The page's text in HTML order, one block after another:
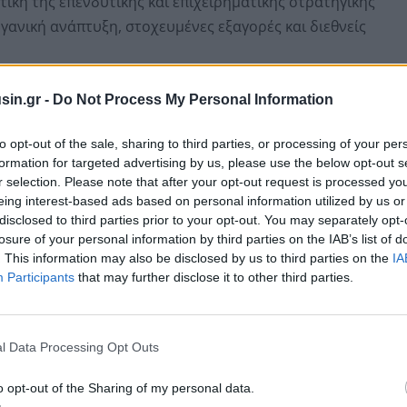
- Do Not Process My Personal Information
opt-out of the sale, sharing to third parties, or processing of your
for targeted advertising by us, please use the below opt-out
selection. Please note that after your opt-out request is processed
interest-based ads based on personal information utilized by us
to third parties prior to your opt-out. You may separately
of your personal information by third parties on the IAB’s list of
This information may also be disclosed by us to third parties on the
Participants that may further disclose it to other third parties.
Data Processing Opt Outs
opt-out of the Sharing of my personal data.
ανάπτυξη, στοχευμένες εξαγορές και διεθνείς
του Διοικητικού Συμβουλίου της IDEAL Holdings, κ.
ανοδική πορεία των μεγεθών αλλά και των
δημιουργώντας θετικές προοπτικές για το
μας για νέες επενδυτικές πρωτοβουλίες. Στις
η ενίσχυση του ήδη διαφοροποιημένου
εξαγοράς της "ΜΠΑΡΜΠΑ ΣΤΑΘΗΣ" που αποτελεί
με ένα ιστορικό όνομα της Ελληνικής
με την Oak Hill Advisors (OHA)
της επενδυτικής μας στρατηγικής.
μας στόχο να απελευθερώνουμε τη δύναμη των
ενισχύοντας τις επιχειρήσεις, τους
και δημιουργώντας ισχυρές αποδόσεις για